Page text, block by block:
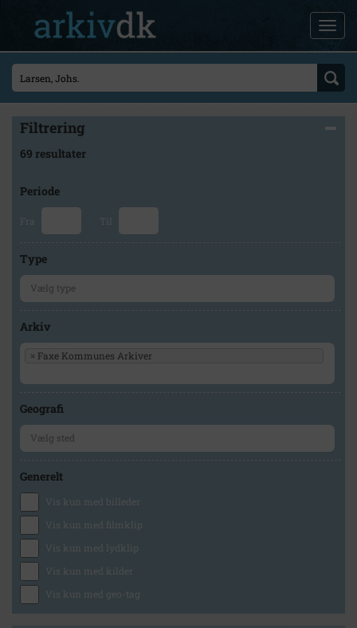
Filtrering
69 resultater
Periode
Fra Til
Type
Arkiv
× Faxe Kommunes Arkiver
Geografi
Generelt
Vis kun med billeder
Vis kun med filmklip
Vis kun med lydklip
Vis kun med kilder
Vis kun med geo-tag